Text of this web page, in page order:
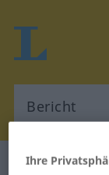
Deutsch-
Ihre